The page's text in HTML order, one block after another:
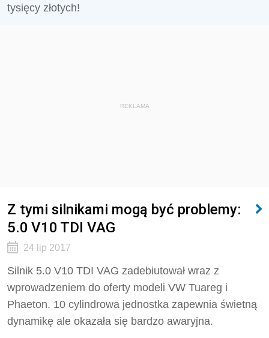
tysięcy złotych!
REKLAMA
Z tymi silnikami mogą być problemy:
5.0 V10 TDI VAG
24 lip 2017
Silnik 5.0 V10 TDI VAG zadebiutował wraz z
wprowadzeniem do oferty modeli VW Tuareg i
Phaeton. 10 cylindrowa jednostka zapewnia świetną
dynamikę ale okazała się bardzo awaryjna.